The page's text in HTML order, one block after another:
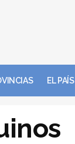
EL PAÍS